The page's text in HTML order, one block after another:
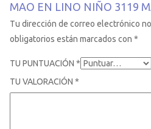
MAO EN LINO NIÑO 3119
Tu dirección de correo electrónico
obligatorios están marcados con *
TU PUNTUACIÓN *
TU VALORACIÓN *